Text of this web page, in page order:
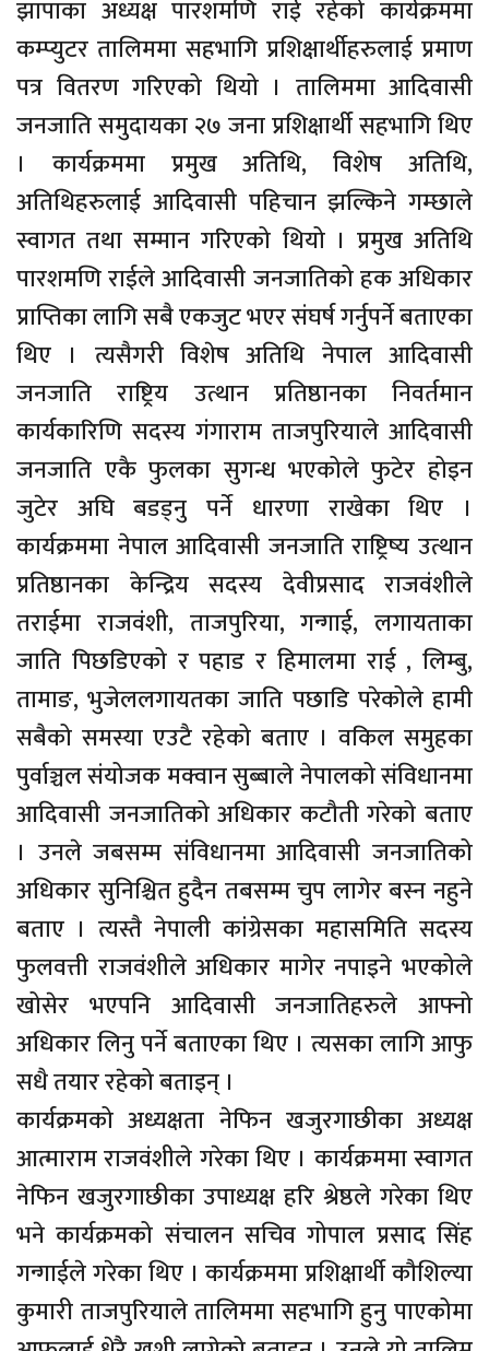
झापाका अध्यक्ष पारशमणि राई रहेको कार्यक्रममा
कम्प्युटर तालिममा सहभागि प्रशिक्षार्थीहरुलाई प्रमाण
पत्र वितरण गरिएको थियो । तालिममा आदिवासी
जनजाति समुदायका २७ जना प्रशिक्षार्थी सहभागि थिए
। कार्यक्रममा प्रमुख अतिथि, विशेष अतिथि,
अतिथिहरुलाई आदिवासी पहिचान झल्किने गम्छाले
स्वागत तथा सम्मान गरिएको थियो । प्रमुख अतिथि
पारशमणि राईले आदिवासी जनजातिको हक अधिकार
प्राप्तिका लागि सबै एकजुट भएर संघर्ष गर्नुपर्ने बताएका
थिए । त्यसैगरी विशेष अतिथि नेपाल आदिवासी
जनजाति राष्ट्रिय उत्थान प्रतिष्ठानका निवर्तमान
कार्यकारिणि सदस्य गंगाराम ताजपुरियाले आदिवासी
जनजाति एकै फुलका सुगन्ध भएकोले फुटेर होइन
जुटेर अघि बडड्नु पर्ने धारणा राखेका थिए ।
कार्यक्रममा नेपाल आदिवासी जनजाति राष्ट्रिष्य उत्थान
प्रतिष्ठानका केन्द्रिय सदस्य देवीप्रसाद राजवंशीले
तराईमा राजवंशी, ताजपुरिया, गन्गाई, लगायताका
जाति पिछडिएको र पहाड र हिमालमा राई , लिम्बु,
तामाङ, भुजेललगायतका जाति पछाडि परेकोले हामी
सबैको समस्या एउटै रहेको बताए । वकिल समुहका
पुर्वाञ्चल संयोजक मक्वान सुब्बाले नेपालको संविधानमा
आदिवासी जनजातिको अधिकार कटौती गरेको बताए
। उनले जबसम्म संविधानमा आदिवासी जनजातिको
अधिकार सुनिश्चित हुदैन तबसम्म चुप लागेर बस्न नहुने
बताए । त्यस्तै नेपाली कांग्रेसका महासमिति सदस्य
फुलवत्ती राजवंशीले अधिकार मागेर नपाइने भएकोले
खोसेर भएपनि आदिवासी जनजातिहरुले आफ्नो
अधिकार लिनु पर्ने बताएका थिए । त्यसका लागि आफु
सधै तयार रहेको बताइन् ।
कार्यक्रमको अध्यक्षता नेफिन खजुरगाछीका अध्यक्ष
आत्माराम राजवंशीले गरेका थिए । कार्यक्रममा स्वागत
नेफिन खजुरगाछीका उपाध्यक्ष हरि श्रेष्ठले गरेका थिए
भने कार्यक्रमको संचालन सचिव गोपाल प्रसाद सिंह
गन्गाईले गरेका थिए । कार्यक्रममा प्रशिक्षार्थी कौशिल्या
कुमारी ताजपुरियाले तालिममा सहभागि हुनु पाएकोमा